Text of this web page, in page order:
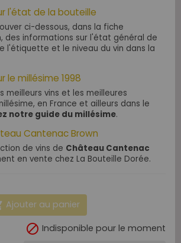
l'état de la bouteille
ci-dessous, dans la fiche
des informations sur l'état général de
l'étiquette et le niveau du vin dans la
le millésime 1998
meilleurs vins et les meilleures
en France et ailleurs dans le
notre guide du millésime.
Cantenac Brown
de vins de Château Cantenac
en vente chez La Bouteille Dorée.
Ajouter au panier
 Indisponible pour le moment